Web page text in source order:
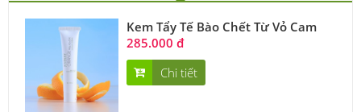
Kem Tẩy Tế Bào Chết Từ Vỏ Cam
285.000 đ
Chi tiết